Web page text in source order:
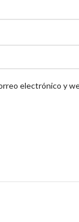
electrónico y